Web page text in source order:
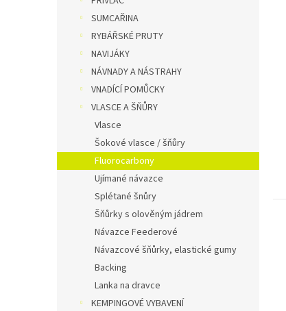
SUMCAŘINA
RYBÁŘSKÉ PRUTY
NAVIJÁKY
NÁVNADY A NÁSTRAHY
VNADÍCÍ POMŮCKY
VLASCE A ŠŇŮRY
Vlasce
Šokové vlasce / šňůry
Fluorocarbony
Ujímané návazce
Splétané šnůry
Šňůrky s olověným jádrem
Návazce Feederové
Návazcové šňůrky, elastické gumy
Backing
Lanka na dravce
KEMPINGOVÉ VYBAVENÍ